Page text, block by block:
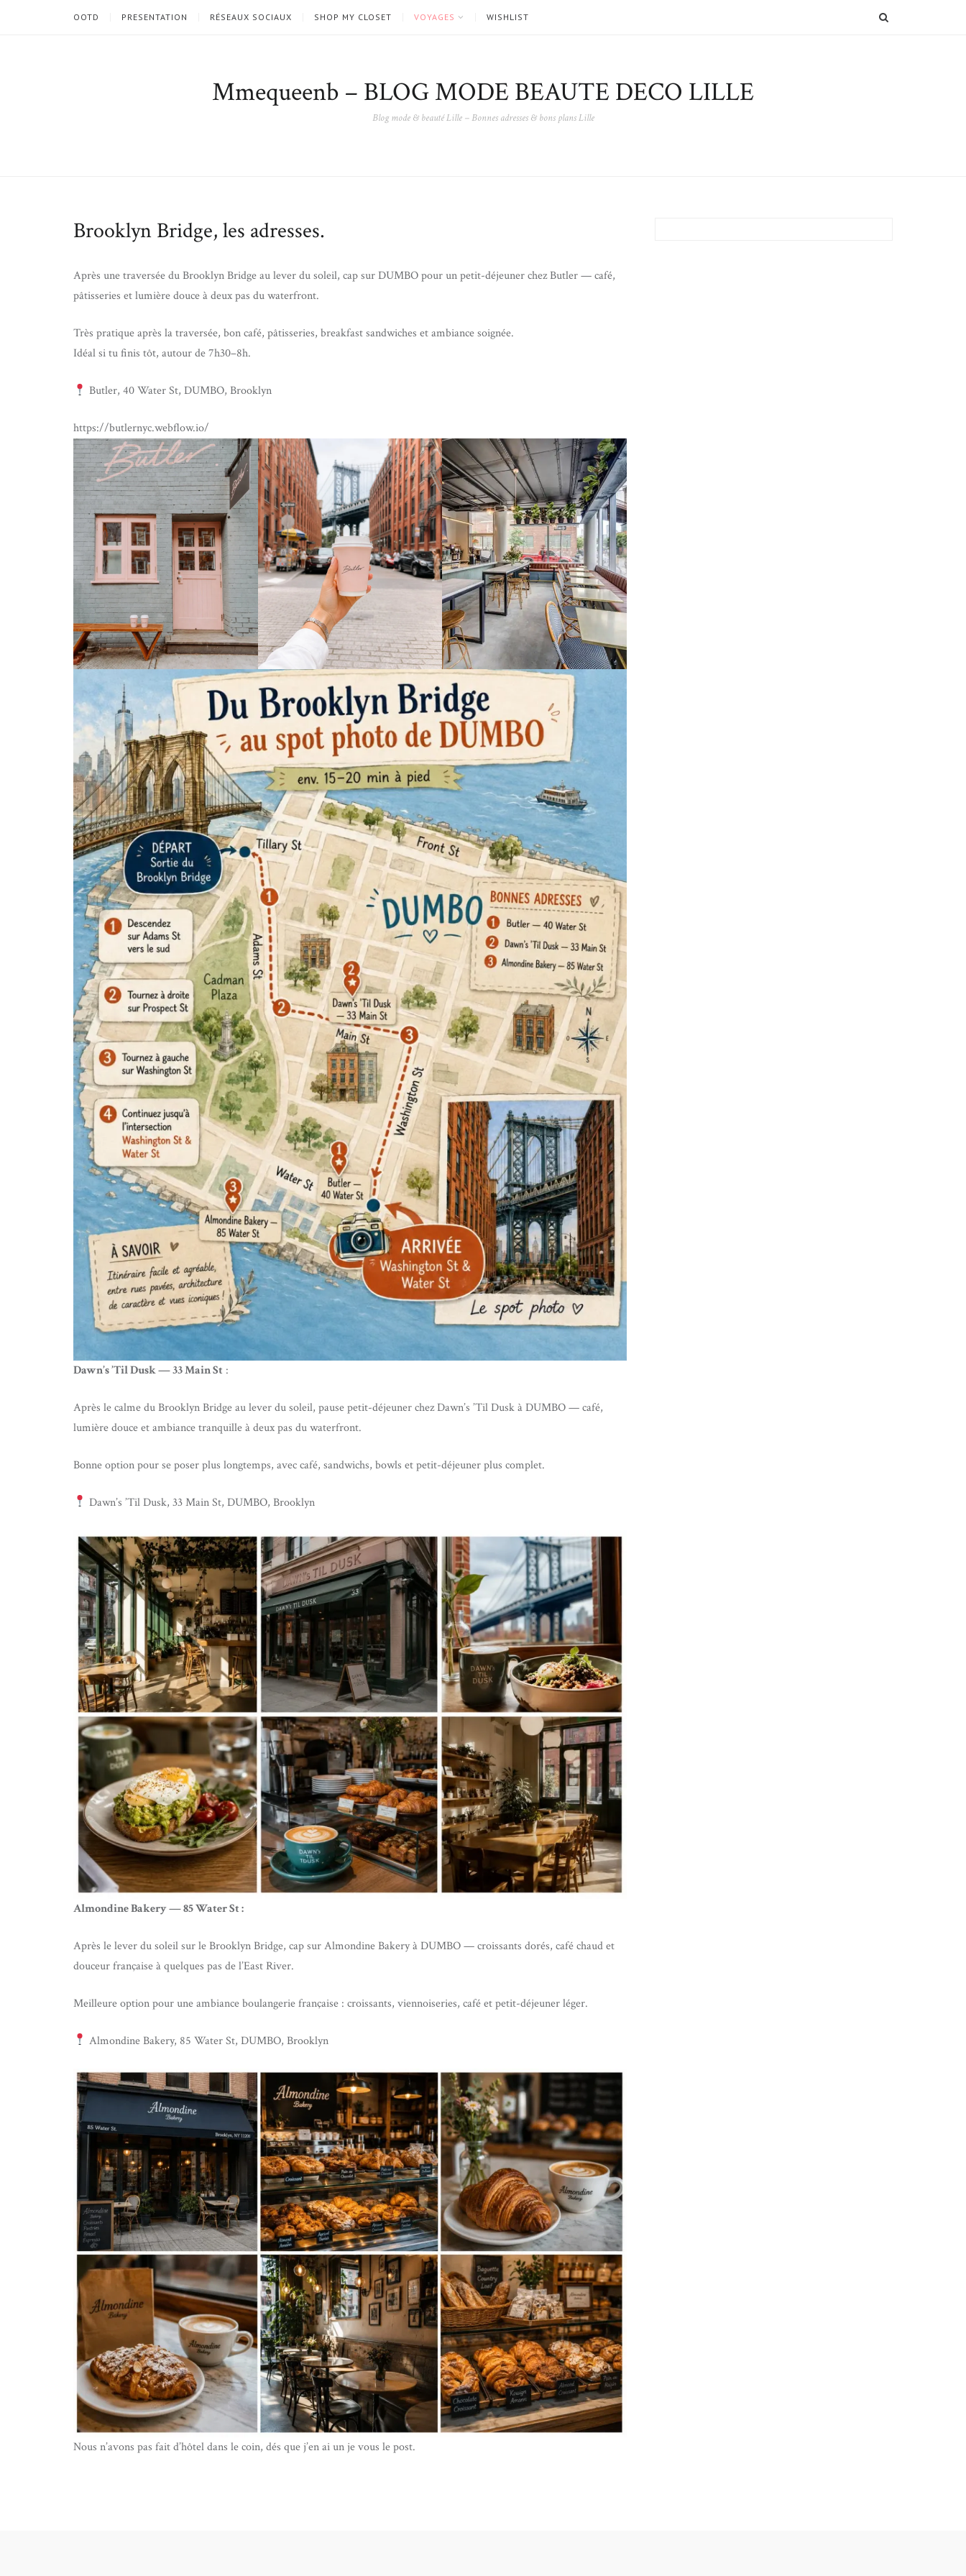
OOTD PRESENTATION RÉSEAUX SOCIAUX SHOP MY CLOSET VOYAGES WISHLIST
Mmequeenb – BLOG MODE BEAUTE DECO LILLE
Blog mode & beauté Lille – Bonnes adresses & bons plans Lille
Brooklyn Bridge, les adresses.
Après une traversée du Brooklyn Bridge au lever du soleil, cap sur DUMBO pour un petit-déjeuner chez Butler — café,
pâtisseries et lumière douce à deux pas du waterfront.
Très pratique après la traversée, bon café, pâtisseries, breakfast sandwiches et ambiance soignée.
Idéal si tu finis tôt, autour de 7h30–8h.
Butler, 40 Water St, DUMBO, Brooklyn
https://butlernyc.webflow.io/
Dawn’s ’Til Dusk — 33 Main St :
Après le calme du Brooklyn Bridge au lever du soleil, pause petit-déjeuner chez Dawn’s ’Til Dusk à DUMBO — café,
lumière douce et ambiance tranquille à deux pas du waterfront.
Bonne option pour se poser plus longtemps, avec café, sandwichs, bowls et petit-déjeuner plus complet.
Dawn’s ’Til Dusk, 33 Main St, DUMBO, Brooklyn
Almondine Bakery — 85 Water St :
Après le lever du soleil sur le Brooklyn Bridge, cap sur Almondine Bakery à DUMBO — croissants dorés, café chaud et
douceur française à quelques pas de l’East River.
Meilleure option pour une ambiance boulangerie française : croissants, viennoiseries, café et petit-déjeuner léger.
Almondine Bakery, 85 Water St, DUMBO, Brooklyn
Nous n’avons pas fait d’hôtel dans le coin, dés que j’en ai un je vous le post.